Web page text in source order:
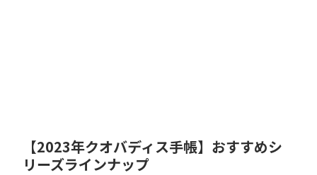
【2023年クオバディス手帳】おすすめシ
リーズラインナップ